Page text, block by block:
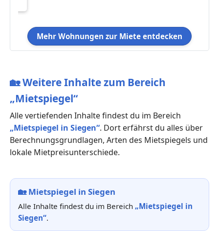
Mehr Wohnungen zur Miete entdecken
🏡Weitere Inhalte zum Bereich
„Mietspiegel“
Alle vertiefenden Inhalte findest du im Bereich
„Mietspiegel in Siegen“. Dort erfährst du alles über
Berechnungsgrundlagen, Arten des Mietspiegels und
lokale Mietpreisunterschiede.
🏡Mietspiegel in Siegen
Alle Inhalte findest du im Bereich „Mietspiegel in
Siegen“.